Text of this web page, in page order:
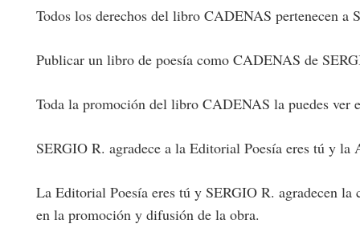
Todos los derechos del libro CADENAS pertenecen
Publicar un libro de poesía como CADENAS de
Toda la promoción del libro CADENAS la puedes ver
SERGIO R. agradece a la Editorial Poesía eres tú y
La Editorial Poesía eres tú y SERGIO R. agradecen
en la promoción y difusión de la obra.